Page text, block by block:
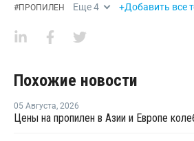
#ПРОПИЛЕН Еще4 +Добавить все
Похожие новости
05 Августа, 2026